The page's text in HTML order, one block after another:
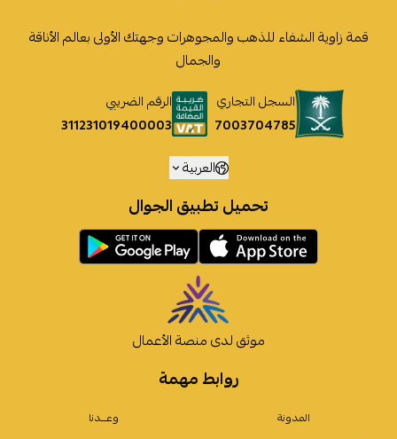
روابط مهمة
المدونة
وعـــدنا
قمة زاوية الشفاء للذهب والمجوهرات وجهتك الأولى بعالم الأناقة
والجمال
السجل التجاري
7003704785
الرقم الضريبي
311231019400003
العربية
تحميل تطبيق الجوال
موثق لدى منصة الأعمال